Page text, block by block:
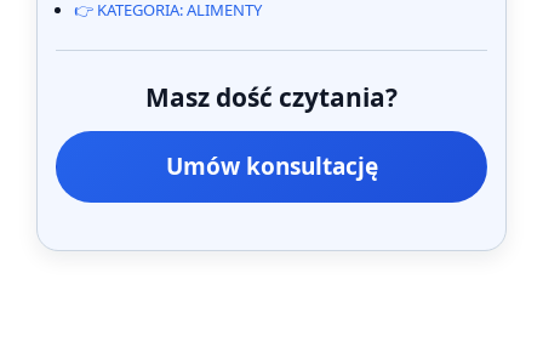
👉 KATEGORIA: ALIMENTY
Masz dość czytania?
Umów konsultację